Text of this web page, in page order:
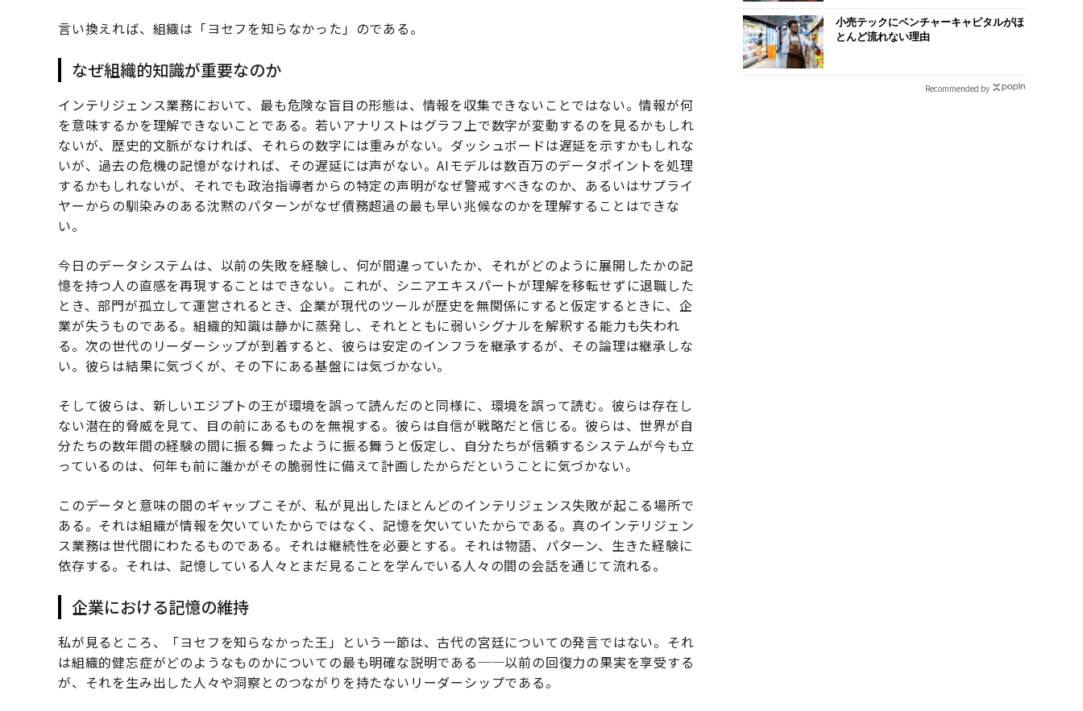
言い換えれば、組織は「ヨセフを知らなかった」のである。
なぜ組織的知識が重要なのか
インテリジェンス業務において、最も危険な盲目の形態は、情報を収集できないことではない。情報が何
を意味するかを理解できないことである。若いアナリストはグラフ上で数字が変動するのを見るかもしれ
ないが、歴史的文脈がなければ、それらの数字には重みがない。ダッシュボードは遅延を示すかもしれな
いが、過去の危機の記憶がなければ、その遅延には声がない。AIモデルは数百万のデータポイントを処理
するかもしれないが、それでも政治指導者からの特定の声明がなぜ警戒すべきなのか、あるいはサプライ
ヤーからの馴染みのある沈黙のパターンがなぜ債務超過の最も早い兆候なのかを理解することはできな
い。
今日のデータシステムは、以前の失敗を経験し、何が間違っていたか、それがどのように展開したかの記
憶を持つ人の直感を再現することはできない。これが、シニアエキスパートが理解を移転せずに退職した
とき、部門が孤立して運営されるとき、企業が現代のツールが歴史を無関係にすると仮定するときに、企
業が失うものである。組織的知識は静かに蒸発し、それとともに弱いシグナルを解釈する能力も失われ
る。次の世代のリーダーシップが到着すると、彼らは安定のインフラを継承するが、その論理は継承しな
い。彼らは結果に気づくが、その下にある基盤には気づかない。
そして彼らは、新しいエジプトの王が環境を誤って読んだのと同様に、環境を誤って読む。彼らは存在し
ない潜在的脅威を見て、目の前にあるものを無視する。彼らは自信が戦略だと信じる。彼らは、世界が自
分たちの数年間の経験の間に振る舞ったように振る舞うと仮定し、自分たちが信頼するシステムが今も立
っているのは、何年も前に誰かがその脆弱性に備えて計画したからだということに気づかない。
このデータと意味の間のギャップこそが、私が見出したほとんどのインテリジェンス失敗が起こる場所で
ある。それは組織が情報を欠いていたからではなく、記憶を欠いていたからである。真のインテリジェン
ス業務は世代間にわたるものである。それは継続性を必要とする。それは物語、パターン、生きた経験に
依存する。それは、記憶している人々とまだ見ることを学んでいる人々の間の会話を通じて流れる。
企業における記憶の維持
私が見るところ、「ヨセフを知らなかった王」という一節は、古代の宮廷についての発言ではない。それ
は組織的健忘症がどのようなものかについての最も明確な説明である──以前の回復力の果実を享受する
が、それを生み出した人々や洞察とのつながりを持たないリーダーシップである。
小売テックにベンチャーキャピタルがほ
とんど流れない理由
Recommended by